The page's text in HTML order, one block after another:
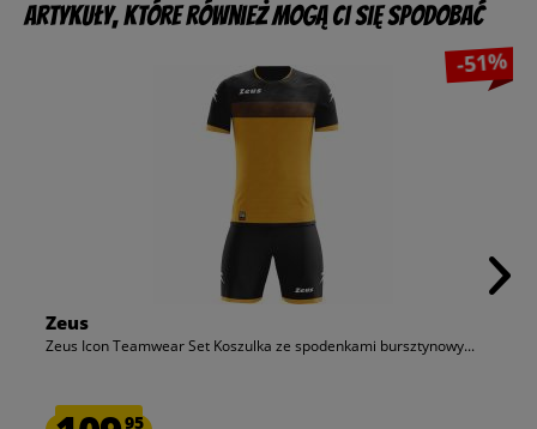
Artykuły, które również mogą Ci się spodobać
-51%
Zeus
Zeus Icon Teamwear Set Koszulka ze spodenkami bursztynowy...
95